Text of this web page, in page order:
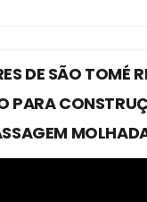
DE SÃO TOMÉ
PARA